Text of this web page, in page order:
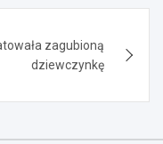
zagubioną
dziewczynkę